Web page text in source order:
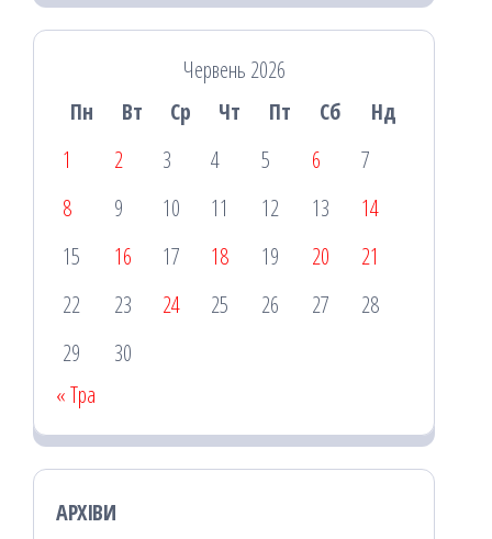
Червень 2026
Пн
Вт Ср Чт Пт Сб
Нд
1
2 3 4 5 6
7
8
9 10 11 12 13
14
15
16 17 18 19 20
21
22
23 24 25 26 27
28
29
30
« Тра
АРХІВИ